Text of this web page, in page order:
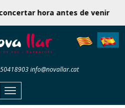
concertar hora antes de venir
info@novallar.cat
Menu